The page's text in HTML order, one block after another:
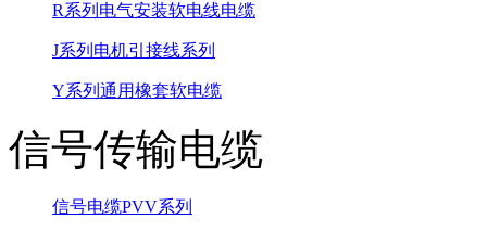
R系列电气安装软电线电缆
J系列电机引接线系列
Y系列通用橡套软电缆
信号传输电缆
信号电缆PVV系列